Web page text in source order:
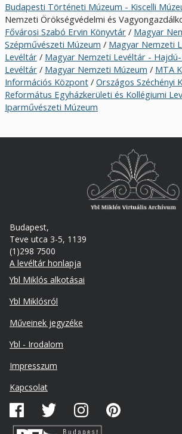
Budapesti Történeti Múzeum - Kiscelli
Nemzeti Örökségvédelmi és
Fővárosi Szabó Ervin Könyvtár / Magyar
Szépművészeti Múzeum / Magyar Nemzeti
Levéltár / Magyar Nemzeti Levéltár -
Levéltár / Magyar Nemzeti Múzeum / MTA
Információs Központ / Országos Széchényi
Református Egyházkerületi és Kollégiumi
Iparművészeti Múzeum
Budapest,
Teve utca 3-5, 1139
(1)298 7500
A levéltár honlapja
Footer
Ybl Miklós alkotásai
Ybl Miklósról
Műveinek jegyzéke
Ybl - Irodalom
Lábléc
másodlagos
Impresszum
Kapcsolat
Közösségi
média